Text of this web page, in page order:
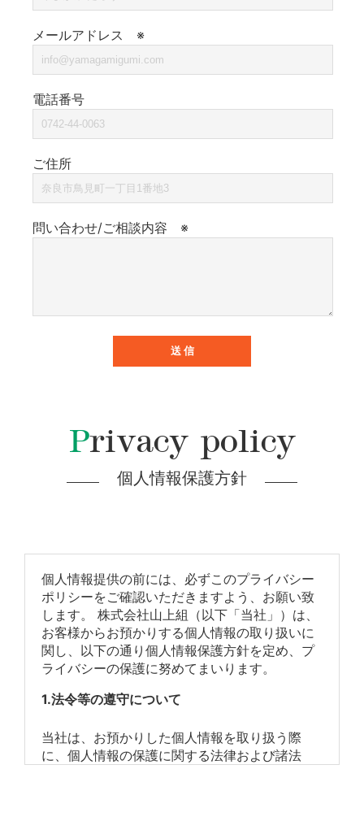
メールアドレス ※
電話番号
ご住所
問い合わせ/ご相談内容 ※
Privacy policy
個人情報保護方針
個人情報提供の前には、必ずこのプライバシー
ポリシーをご確認いただきますよう、お願い致
します。 株式会社山上組（以下「当社」）は、
お客様からお預かりする個人情報の取り扱いに
関し、以下の通り個人情報保護方針を定め、プ
ライバシーの保護に努めてまいります。
1.法令等の遵守について
当社は、お預かりした個人情報を取り扱う際
に、個人情報の保護に関する法律および諸法